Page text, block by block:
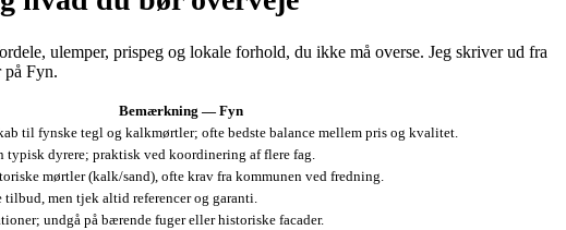
ulemper, prispeg og lokale forhold, du ikke må overse. Jeg skriver ud fra
Fyn.
Bemærkning — Fyn
til fynske tegl og kalkmørtler; ofte bedste balance mellem pris og kvalitet.
typisk dyrere; praktisk ved koordinering af flere fag.
mørtler (kalk/sand), ofte krav fra kommunen ved fredning.
men tjek altid referencer og garanti.
undgå på bærende fuger eller historiske facader.